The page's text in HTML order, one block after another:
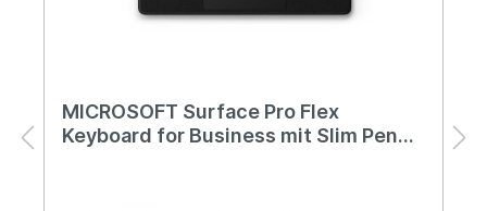
MICROSOFT Surface Pro Flex
Keyboard for Business mit Slim Pen